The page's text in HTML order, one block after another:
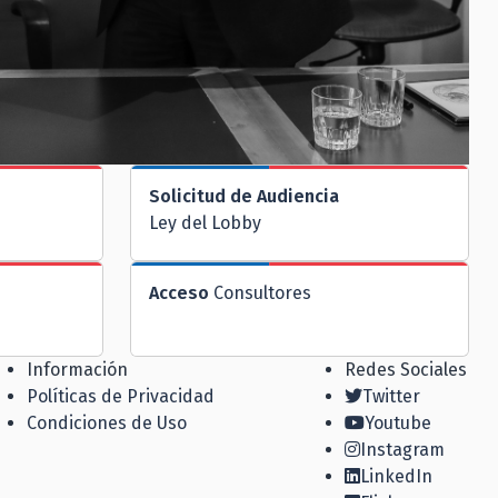
Solicitud de Audiencia
Ley del Lobby
Acceso Consultores
Información
Políticas de Privacidad
Condiciones de Uso
Redes Sociales
Twitter
Youtube
Instagram
LinkedIn